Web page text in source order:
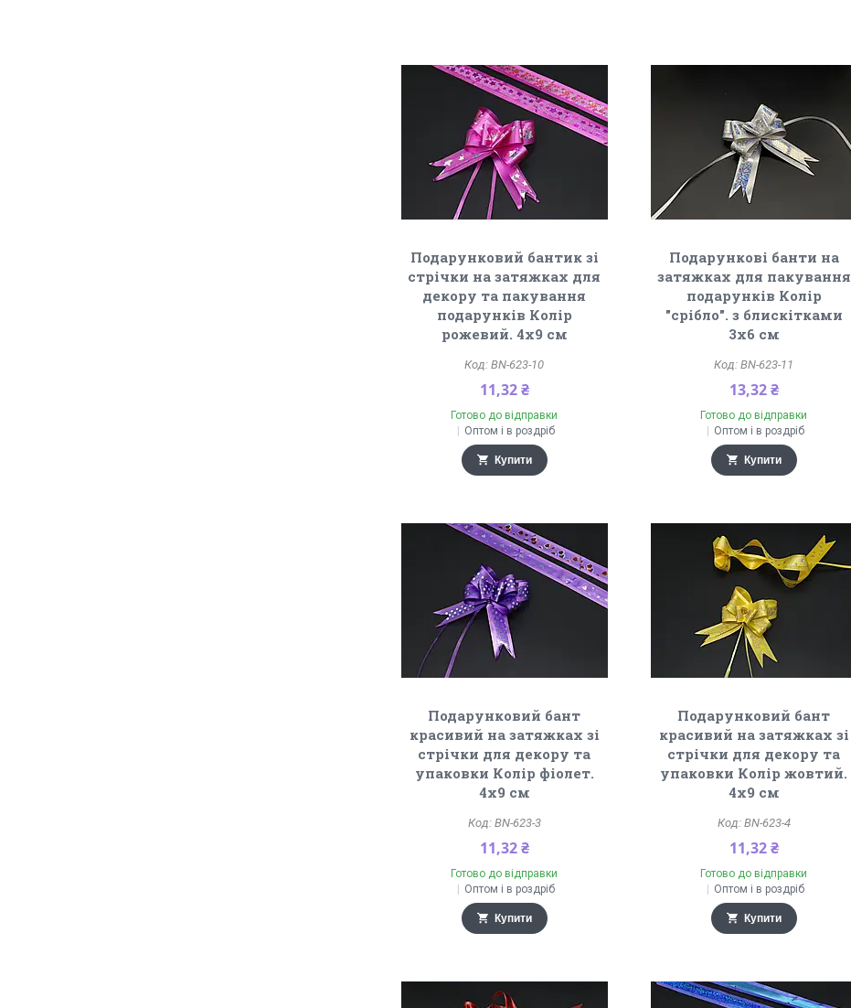
Подарунковий бантик зі
стрічки на затяжках для
декору та пакування
подарунків Колір
рожевий. 4х9 см
BN-623-10
11,32 ₴
Готово до відправки
Оптом і в роздріб
Купити
Подарункові банти на
затяжках для пакування
подарунків Колір
"срібло". з блискітками
3х6 см
BN-623-11
13,32 ₴
Готово до відправки
Оптом і в роздріб
Купити
Подарунковий бант
красивий на затяжках зі
стрічки для декору та
упаковки Колір фіолет.
4х9 см
BN-623-3
11,32 ₴
Готово до відправки
Оптом і в роздріб
Купити
Подарунковий бант
красивий на затяжках зі
стрічки для декору та
упаковки Колір жовтий.
4х9 см
BN-623-4
11,32 ₴
Готово до відправки
Оптом і в роздріб
Купити